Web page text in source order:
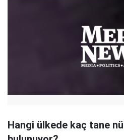
Hangi ülkede kaç tane